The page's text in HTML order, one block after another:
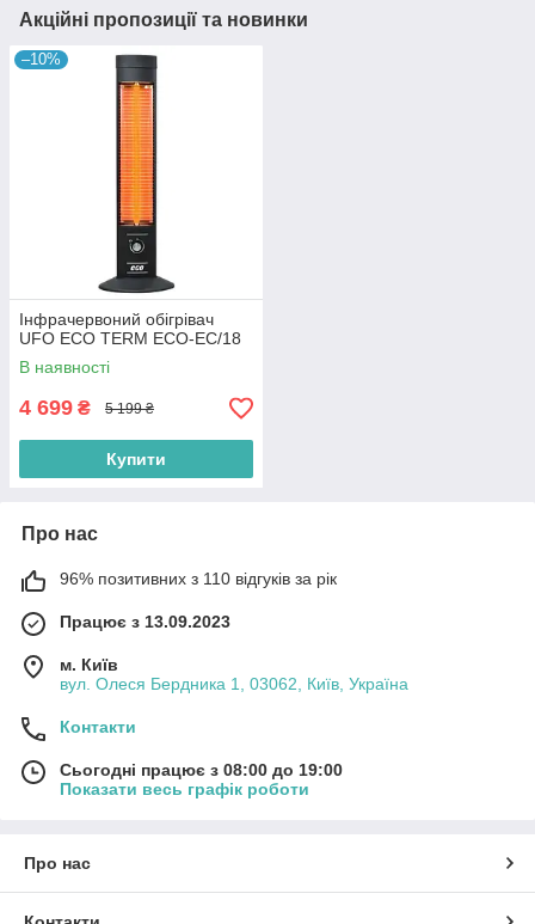
Акційні пропозиції та новинки
–10%
Інфрачервоний обігрівач
UFO ECO TERM ECO-EC/18
В наявності
4 699 ₴ 5 199 ₴
Купити
Про нас
96% позитивних з 110 відгуків за рік
Працює з 13.09.2023
м. Київ
вул. Олеся Бердника 1, 03062, Київ, Україна
Контакти
Сьогодні працює з 08:00 до 19:00
Показати весь графік роботи
Про нас